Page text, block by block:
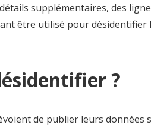
supplémentaires, des
être utilisé pour désidentifier
?
de publier leurs données